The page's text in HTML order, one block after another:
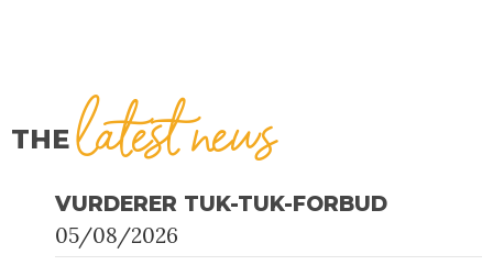
THElatest news
VURDERER TUK-TUK-FORBUD
05/08/2026